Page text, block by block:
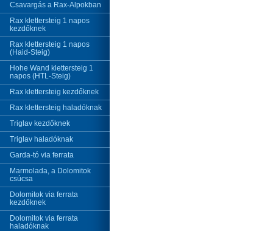
Csavargás a Rax-Alpokban
Rax klettersteig 1 napos
kezdőknek
Rax klettersteig 1 napos
(Haid-Steig)
Hohe Wand klettersteig 1
napos (HTL-Steig)
Rax klettersteig kezdőknek
Rax klettersteig haladóknak
Triglav kezdőknek
Triglav haladóknak
Garda-tó via ferrata
Marmolada, a Dolomitok
csúcsa
Dolomitok via ferrata
kezdőknek
Dolomitok via ferrata
haladóknak